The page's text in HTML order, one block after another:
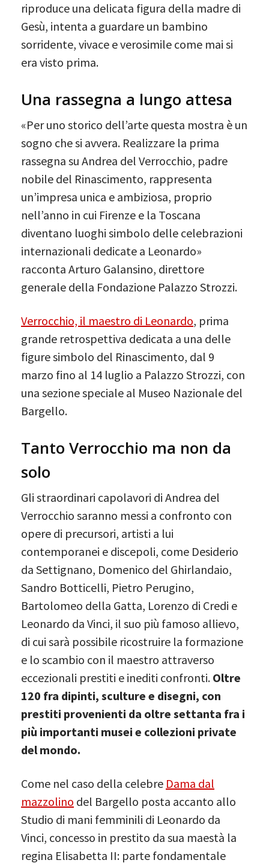
riproduce una delicata figura della madre di
Gesù, intenta a guardare un bambino
sorridente, vivace e verosimile come mai si
era visto prima.
Una rassegna a lungo attesa
«Per uno storico dell’arte questa mostra è un
sogno che si avvera. Realizzare la prima
rassegna su Andrea del Verrocchio, padre
nobile del Rinascimento, rappresenta
un’impresa unica e ambiziosa, proprio
nell’anno in cui Firenze e la Toscana
diventano luoghi simbolo delle celebrazioni
internazionali dedicate a Leonardo»
racconta Arturo Galansino, direttore
generale della Fondazione Palazzo Strozzi.
Verrocchio, il maestro di Leonardo, prima
grande retrospettiva dedicata a una delle
figure simbolo del Rinascimento, dal 9
marzo fino al 14 luglio a Palazzo Strozzi, con
una sezione speciale al Museo Nazionale del
Bargello.
Tanto Verrocchio ma non da
solo
Gli straordinari capolavori di Andrea del
Verrocchio saranno messi a confronto con
opere di precursori, artisti a lui
contemporanei e discepoli, come Desiderio
da Settignano, Domenico del Ghirlandaio,
Sandro Botticelli, Pietro Perugino,
Bartolomeo della Gatta, Lorenzo di Credi e
Leonardo da Vinci, il suo più famoso allievo,
di cui sarà possibile ricostruire la formazione
e lo scambio con il maestro attraverso
eccezionali prestiti e inediti confronti. Oltre
120 fra dipinti, sculture e disegni, con
prestiti provenienti da oltre settanta fra i
più importanti musei e collezioni private
del mondo.
Come nel caso della celebre Dama dal
mazzolino del Bargello posta accanto allo
Studio di mani femminili di Leonardo da
Vinci, concesso in prestito da sua maestà la
regina Elisabetta II: parte fondamentale